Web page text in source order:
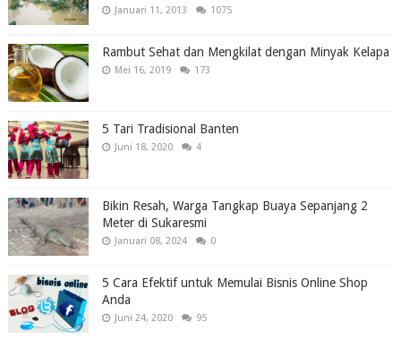
Januari 11, 2013 1075
Rambut Sehat dan Mengkilat dengan Minyak Kelapa
Mei 16, 2019 173
5 Tari Tradisional Banten
Juni 18, 2020 4
Bikin Resah, Warga Tangkap Buaya Sepanjang 2
Meter di Sukaresmi
Januari 08, 2024 0
5 Cara Efektif untuk Memulai Bisnis Online Shop
Anda
Juni 24, 2020 95